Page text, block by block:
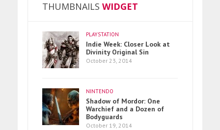
THUMBNAILS WIDGET
PLAYSTATION
Indie Week: Closer Look at
Divinity Original Sin
October 23, 2014
NINTENDO
Shadow of Mordor: One
Warchief and a Dozen of
Bodyguards
October 19, 2014